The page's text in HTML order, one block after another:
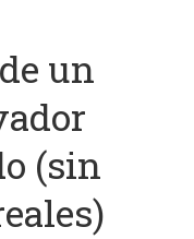
un
(sin